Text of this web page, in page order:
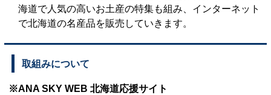
海道で人気の高いお土産の特集も組み、インターネット
で北海道の名産品を販売していきます。
取組みについて
※ANA SKY WEB 北海道応援サイト